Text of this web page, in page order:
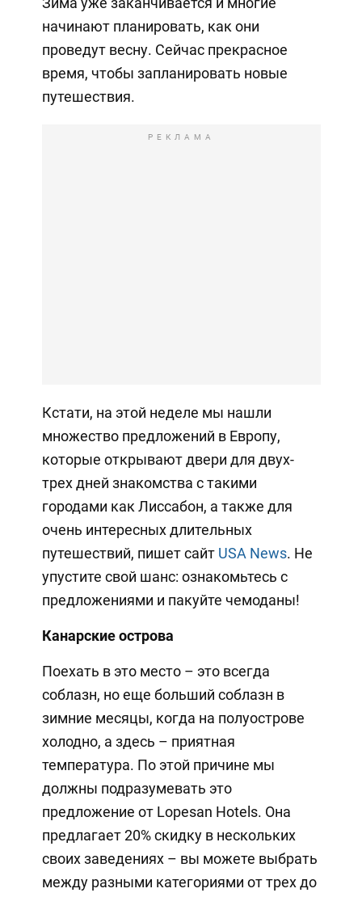
начинают планировать, как они
проведут весну. Сейчас прекрасное
время, чтобы запланировать новые
путешествия.
РЕКЛАМА
Кстати, на этой неделе мы нашли
множество предложений в Европу,
которые открывают двери для двух-
трех дней знакомства с такими
городами как Лиссабон, а также для
очень интересных длительных
путешествий, пишет сайт USA News. Не
упустите свой шанс: ознакомьтесь с
предложениями и пакуйте чемоданы!
Канарские острова
Поехать в это место – это всегда
соблазн, но еще больший соблазн в
зимние месяцы, когда на полуострове
холодно, а здесь – приятная
температура. По этой причине мы
должны подразумевать это
предложение от Lopesan Hotels. Она
предлагает 20% скидку в нескольких
своих заведениях – вы можете выбрать
между разными категориями от трех до